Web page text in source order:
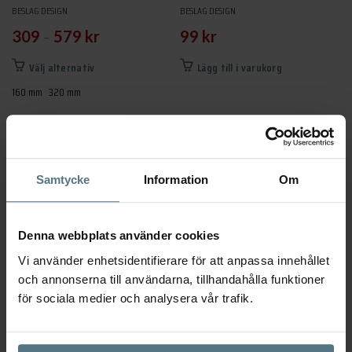
Samtycke Information Om
Denna webbplats använder cookies
Vi använder enhetsidentifierare för att anpassa innehållet
och annonserna till användarna, tillhandahålla funktioner
för sociala medier och analysera vår trafik.
BESLAG DESIGN
309 – 579 kr
Välj alternativ
varianter.
olika
kan
väljas
på
produktsidan
160 mm 320 mm
BESLAG DESIGN
99 kr
Lägg till i varukorg
Knopp Classis valnöt Ø25
BESLAG DESIGN
Knopp Manor Round guld Ø30
BESLAG DESIGN